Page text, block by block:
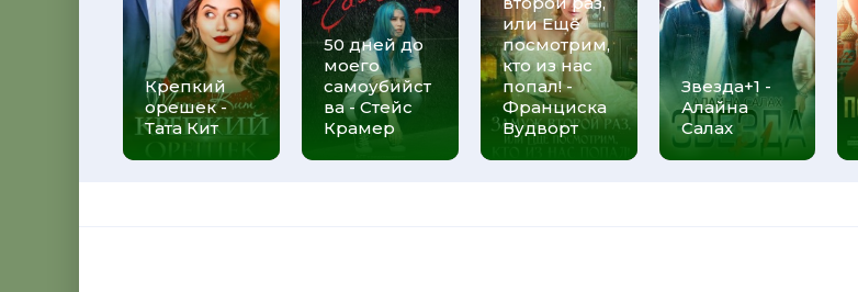
Крепкий
орешек -
Тата Кит
50 дней до
моего
самоубийст
ва - Стейс
Крамер
или Ещё
посмотрим,
кто из нас
попал! -
Франциска
Вудворт
Звезда+1 -
Алайна
Салах
долг - Яков Аркадьевич Гордин